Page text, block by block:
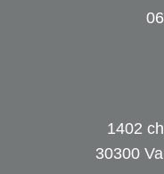
1402
30300